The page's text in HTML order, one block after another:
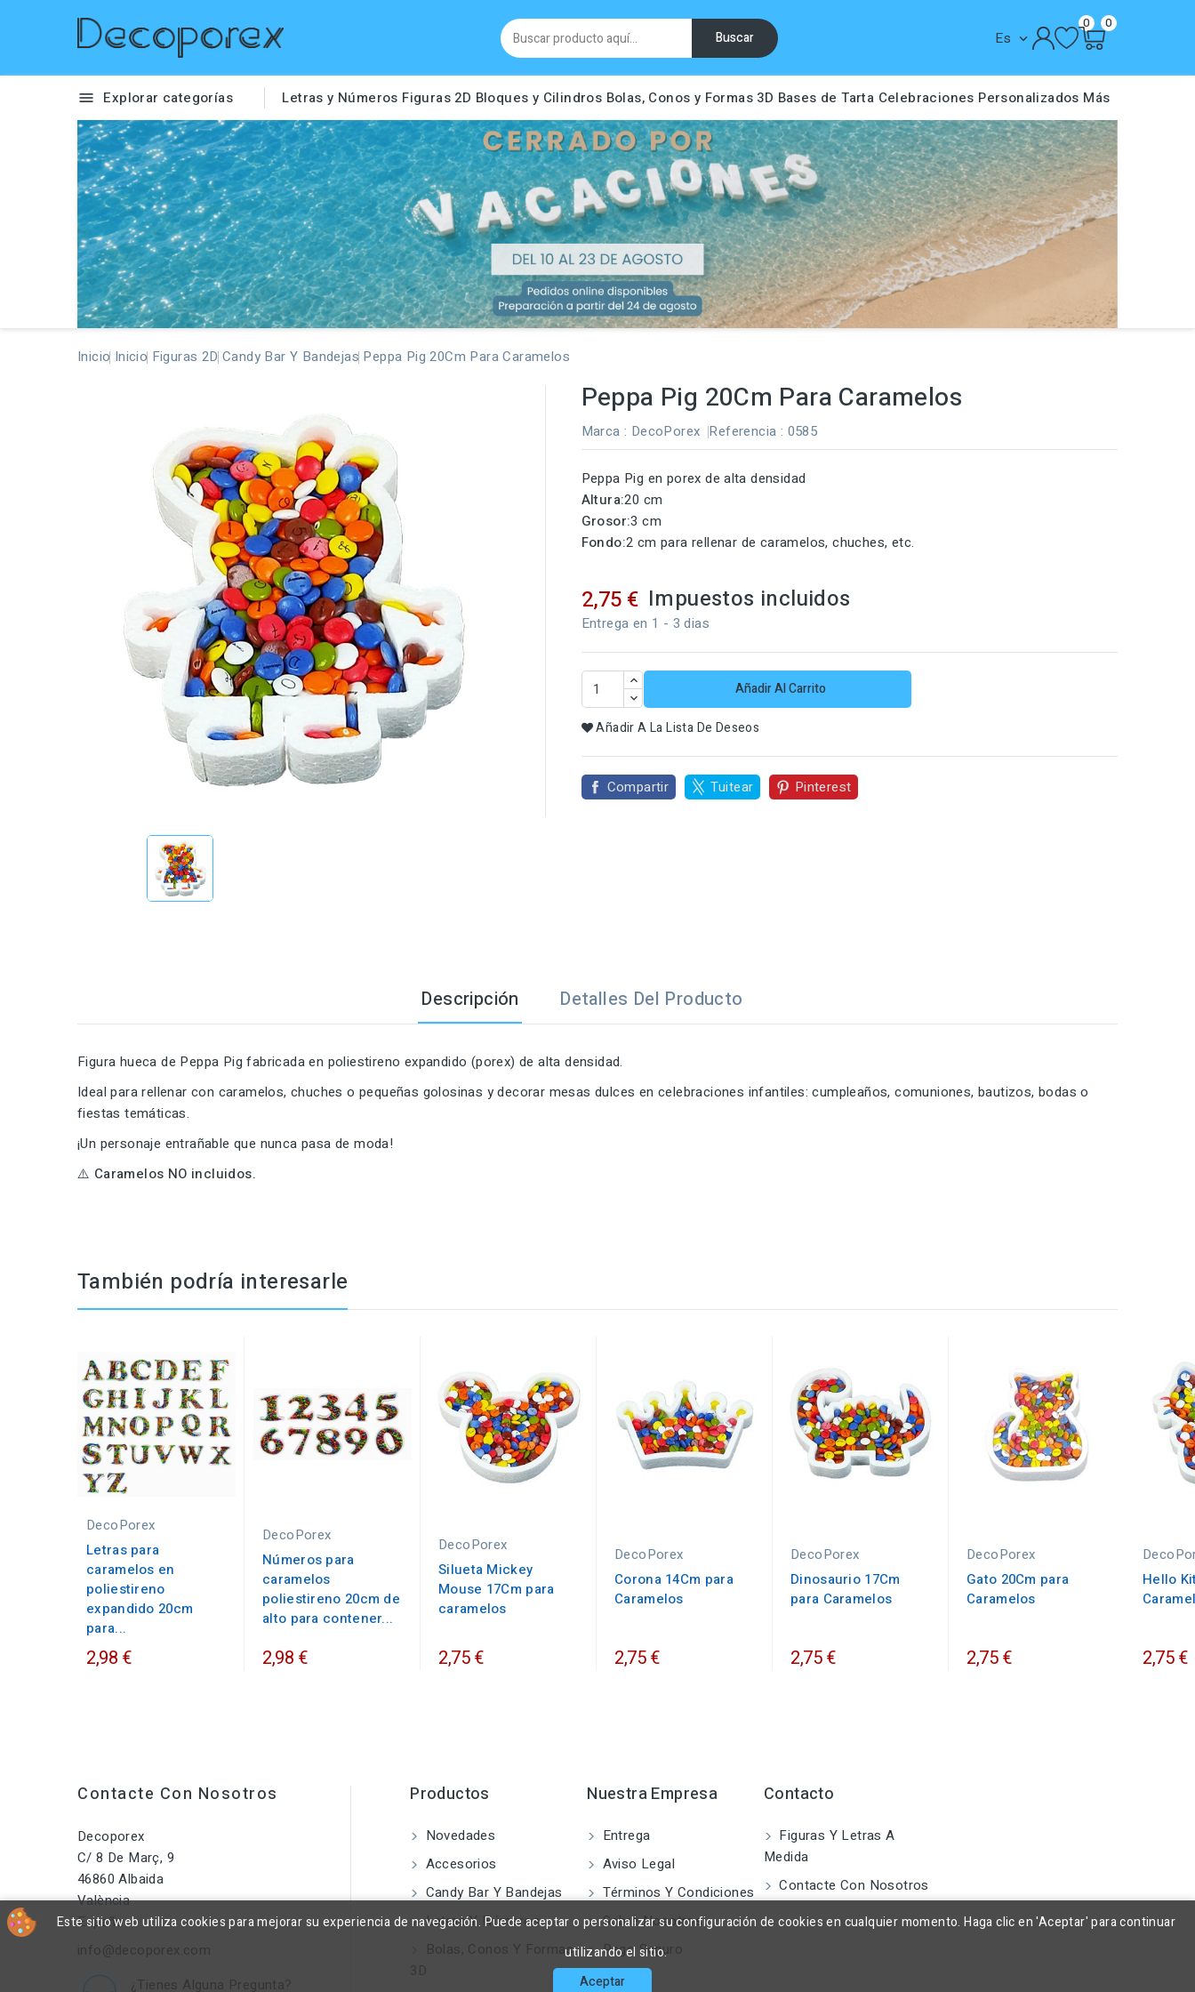
Buscar Es 
0 0
 Explorar categorías Letras y Números Figuras 2D Bloques y Cilindros Bolas, Conos y Formas 3D Bases de Tarta Celebraciones Personalizados Más
Inicio Inicio Figuras 2D Candy Bar Y Bandejas Peppa Pig 20Cm Para Caramelos
Peppa Pig 20Cm Para Caramelos
Marca : DecoPorex Referencia : 0585
Peppa Pig en porex de alta densidad
Altura:20 cm
Grosor:3 cm
Fondo:2 cm para rellenar de caramelos, chuches, etc.
2,75 € Impuestos incluidos
Entrega en 1 - 3 dias
Añadir Al Carrito
Añadir A La Lista De Deseos
Compartir Tuitear Pinterest
Descripción Detalles Del Producto
Figura hueca de Peppa Pig fabricada en poliestireno expandido (porex) de alta densidad.
Ideal para rellenar con caramelos, chuches o pequeñas golosinas y decorar mesas dulces en celebraciones infantiles: cumpleaños, comuniones, bautizos, bodas o
fiestas temáticas.
¡Un personaje entrañable que nunca pasa de moda!
⚠️ Caramelos NO incluidos.
También podría interesarle
DecoPorex
Letras para
caramelos en
poliestireno
expandido 20cm
para...
2,98 €
DecoPorex
Números para
caramelos
poliestireno 20cm de
alto para contener...
2,98 €
DecoPorex
Silueta Mickey
Mouse 17Cm para
caramelos
2,75 €
DecoPorex
Corona 14Cm para
Caramelos
2,75 €
DecoPorex
Dinosaurio 17Cm
para Caramelos
2,75 €
DecoPorex
Gato 20Cm para
Caramelos
2,75 €
Hello
2,75 €
Contacte Con Nosotros
Decoporex
C/ 8 De Març, 9
46860 Albaida
València
España
info@decoporex.com
¿Tienes Alguna Pregunta?
Productos
Novedades
Accesorios
Candy Bar Y Bandejas
Letras Y Números
Bolas, Conos Y Formas
3D
Nuestra Empresa
Entrega
Aviso Legal
Términos Y Condiciones
Sobre Nosotros
Pago Seguro
Contacto
Figuras Y Letras A
Medida
Contacte Con Nosotros
Este sitio web utiliza cookies para mejorar su experiencia de navegación. Puede aceptar o personalizar su configuración de cookies en cualquier momento. Haga clic en 'Aceptar' para continuar
utilizando el sitio.
Aceptar